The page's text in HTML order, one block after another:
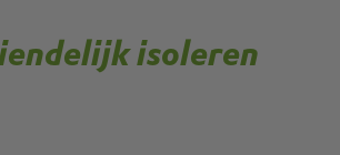
isoleren